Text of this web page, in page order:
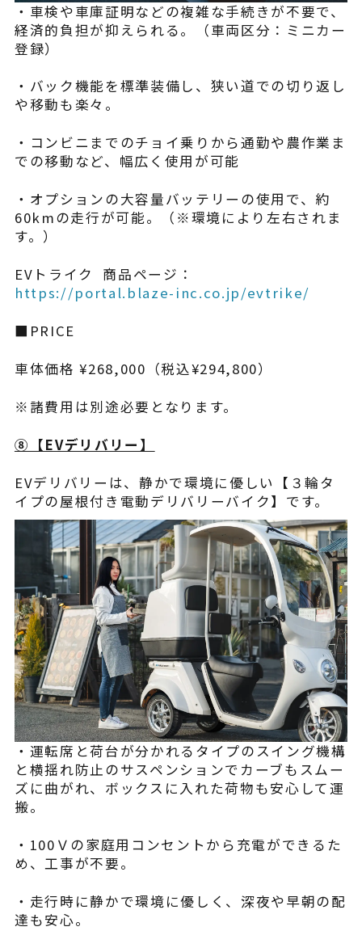
・車検や車庫証明などの複雑な手続きが不要で、
経済的負担が抑えられる。（車両区分：ミニカー
登録）
・バック機能を標準装備し、狭い道での切り返し
や移動も楽々。
・コンビニまでのチョイ乗りから通勤や農作業ま
での移動など、幅広く使用が可能
・オプションの大容量バッテリーの使用で、約
60kmの走行が可能。（※環境により左右されま
す。）
EVトライク 商品ページ：
https://portal.blaze-inc.co.jp/evtrike/
■PRICE
車体価格 ¥268,000（税込¥294,800）
※諸費用は別途必要となります。
⑧【EVデリバリー】
EVデリバリーは、静かで環境に優しい【３輪タ
イプの屋根付き電動デリバリーバイク】です。
・運転席と荷台が分かれるタイプのスイング機構
と横揺れ防止のサスペンションでカーブもスムー
ズに曲がれ、ボックスに入れた荷物も安心して運
搬。
・100Ｖの家庭用コンセントから充電ができるた
め、工事が不要。
・走行時に静かで環境に優しく、深夜や早朝の配
達も安心。